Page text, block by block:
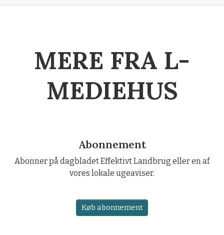
MERE FRA L-
MEDIEHUS
Abonnement
Abonner på dagbladet Effektivt Landbrug eller en af
vores lokale ugeaviser.
Køb abonnement